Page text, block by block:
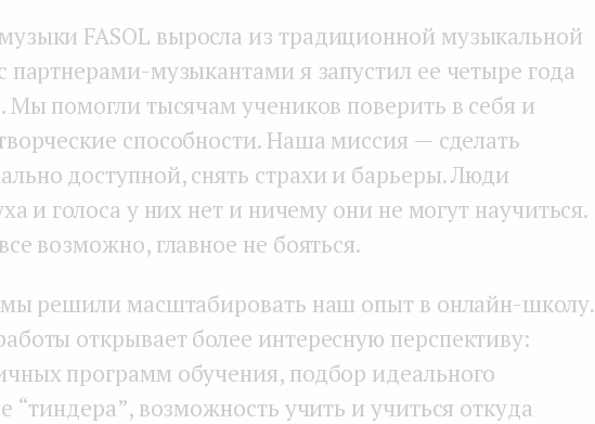
FASOL выросла из традиционной музыкальной
партнерами-музыкантами я запустил ее четыре года
Мы помогли тысячам учеников поверить в себя и
способности. Наша миссия — сделать
доступной, снять страхи и барьеры. Люди
и голоса у них нет и ничему они не могут научиться.
возможно, главное не бояться.
мы решили масштабировать наш опыт в онлайн-школу.
открывает более интересную перспективу:
программ обучения, подбор идеального
“тиндера”, возможность учить и учиться откуда